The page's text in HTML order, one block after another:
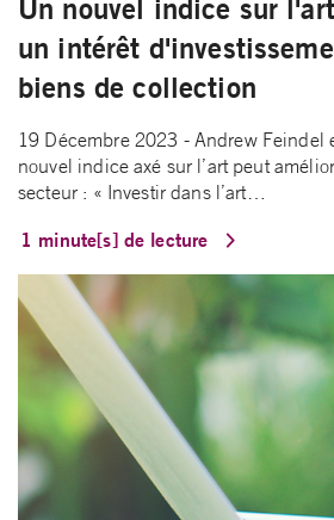
Un nouvel indice sur
un intérêt
biens de collection
19 Décembre 2023 - Andrew Feindel
nouvel indice axé sur l’art peut
secteur : « Investir dans l’art…
1 minute[s] de lecture